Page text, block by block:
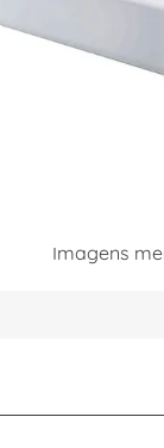
Imagens